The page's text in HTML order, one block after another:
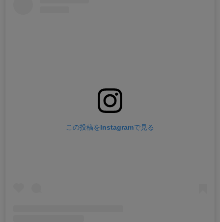
この投稿をInstagramで見る